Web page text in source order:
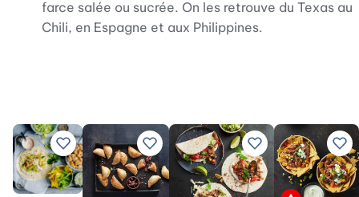
farce salée ou sucrée. On les retrouve du Texas au
Chili, en Espagne et aux Philippines.
Ajouter à vos recettes préférées
Ajouter à vos recettes préférées
Ajouter à vos